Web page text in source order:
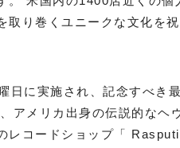
取り巻くユニークな文化を
日に実施され、記念すべ
アメリカ出身の伝説的な
レコードショップ「